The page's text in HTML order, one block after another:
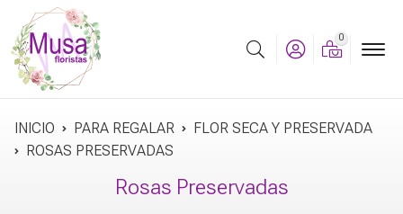
Buscar
0
INICIO PARA REGALAR
FLOR SECA Y PRESERVADA
ROSAS PRESERVADAS
Rosas Preservadas